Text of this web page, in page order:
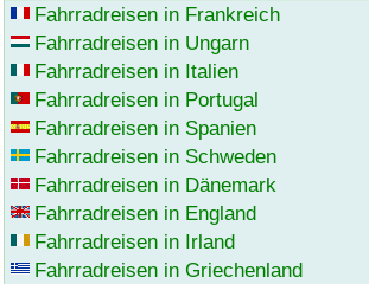
Fahrradreisen in Frankreich
Fahrradreisen in Ungarn
Fahrradreisen in Italien
Fahrradreisen in Portugal
Fahrradreisen in Spanien
Fahrradreisen in Schweden
Fahrradreisen in Dänemark
Fahrradreisen in England
Fahrradreisen in Irland
Fahrradreisen in Griechenland